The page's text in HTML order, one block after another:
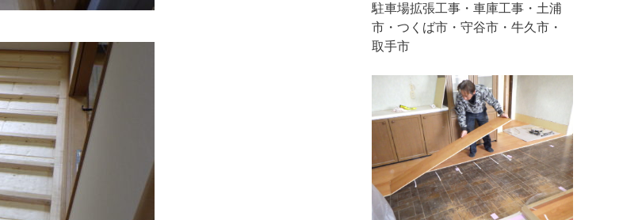
駐車場拡張工事・車庫工事・土浦
市・つくば市・守谷市・牛久市・
取手市